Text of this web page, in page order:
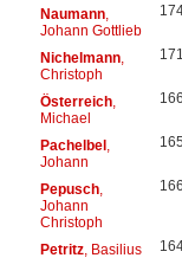
Naumann,
Johann Gottlieb
Nichelmann,
Christoph
Österreich,
Michael
Pachelbel,
Johann
Pepusch,
Johann
Christoph
Petritz, Basilius